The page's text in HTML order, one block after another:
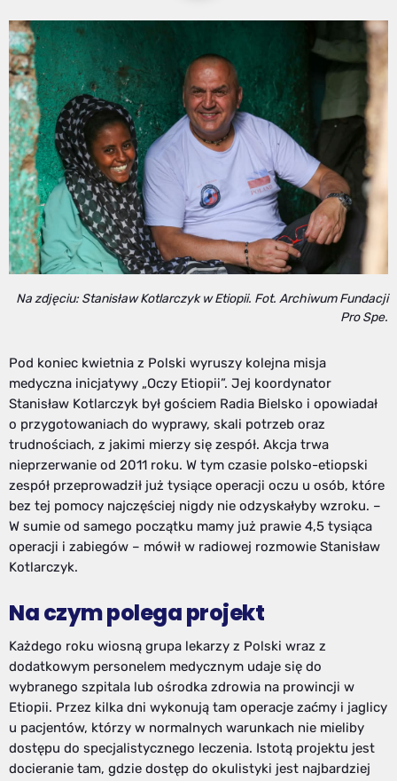
Na zdjęciu: Stanisław Kotlarczyk w Etiopii. Fot. Archiwum Fundacji
Pro Spe.
Pod koniec kwietnia z Polski wyruszy kolejna misja
medyczna inicjatywy „Oczy Etiopii”. Jej koordynator
Stanisław Kotlarczyk był gościem Radia Bielsko i opowiadał
o przygotowaniach do wyprawy, skali potrzeb oraz
trudnościach, z jakimi mierzy się zespół. Akcja trwa
nieprzerwanie od 2011 roku. W tym czasie polsko-etiopski
zespół przeprowadził już tysiące operacji oczu u osób, które
bez tej pomocy najczęściej nigdy nie odzyskałyby wzroku. –
W sumie od samego początku mamy już prawie 4,5 tysiąca
operacji i zabiegów – mówił w radiowej rozmowie Stanisław
Kotlarczyk.
Na czym polega projekt
Każdego roku wiosną grupa lekarzy z Polski wraz z
dodatkowym personelem medycznym udaje się do
wybranego szpitala lub ośrodka zdrowia na prowincji w
Etiopii. Przez kilka dni wykonują tam operacje zaćmy i jaglicy
u pacjentów, którzy w normalnych warunkach nie mieliby
dostępu do specjalistycznego leczenia. Istotą projektu jest
docieranie tam, gdzie dostęp do okulistyki jest najbardziej